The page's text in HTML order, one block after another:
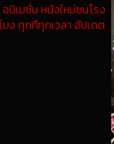
นิเมชั่น หนังใหม่ชนโรง
ง ทุกทีทุกเวลา อัปเดต